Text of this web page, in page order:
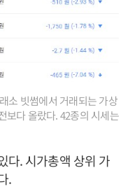
소 빗썸에서 거래되는 가상
보다 올랐다. 42종의 시세는
다. 시가총액 상위 가
.